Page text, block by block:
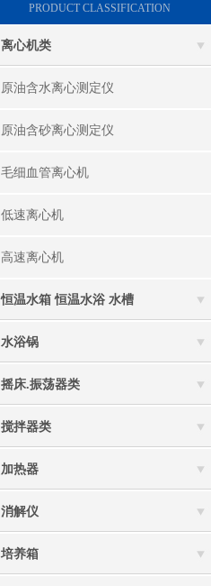
PRODUCT CLASSIFICATION
离心机类
原油含水离心测定仪
原油含砂离心测定仪
毛细血管离心机
低速离心机
高速离心机
恒温水箱 恒温水浴 水槽
水浴锅
摇床.振荡器类
搅拌器类
加热器
消解仪
培养箱